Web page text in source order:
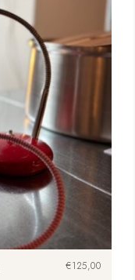
€125,00